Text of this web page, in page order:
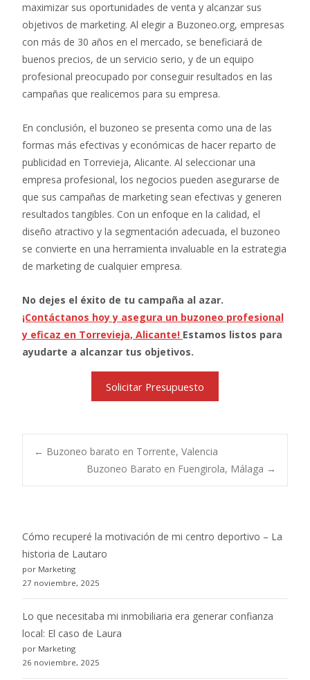
maximizar sus oportunidades de venta y alcanzar sus
objetivos de marketing. Al elegir a Buzoneo.org, empresas
con más de 30 años en el mercado, se beneficiará de
buenos precios, de un servicio serio, y de un equipo
profesional preocupado por conseguir resultados en las
campañas que realicemos para su empresa.
En conclusión, el buzoneo se presenta como una de las
formas más efectivas y económicas de hacer reparto de
publicidad en Torrevieja, Alicante. Al seleccionar una
empresa profesional, los negocios pueden asegurarse de
que sus campañas de marketing sean efectivas y generen
resultados tangibles. Con un enfoque en la calidad, el
diseño atractivo y la segmentación adecuada, el buzoneo
se convierte en una herramienta invaluable en la estrategia
de marketing de cualquier empresa.
No dejes el éxito de tu campaña al azar.
¡Contáctanos hoy y asegura un buzoneo profesional
y eficaz en Torrevieja, Alicante! Estamos listos para
ayudarte a alcanzar tus objetivos.
Solicitar Presupuesto
Post
← Buzoneo barato en Torrente, Valencia
Buzoneo Barato en Fuengirola, Málaga →
Cómo recuperé la motivación de mi centro deportivo – La
historia de Lautaro
por Marketing
27 noviembre, 2025
Lo que necesitaba mi inmobiliaria era generar confianza
local: El caso de Laura
por Marketing
26 noviembre, 2025